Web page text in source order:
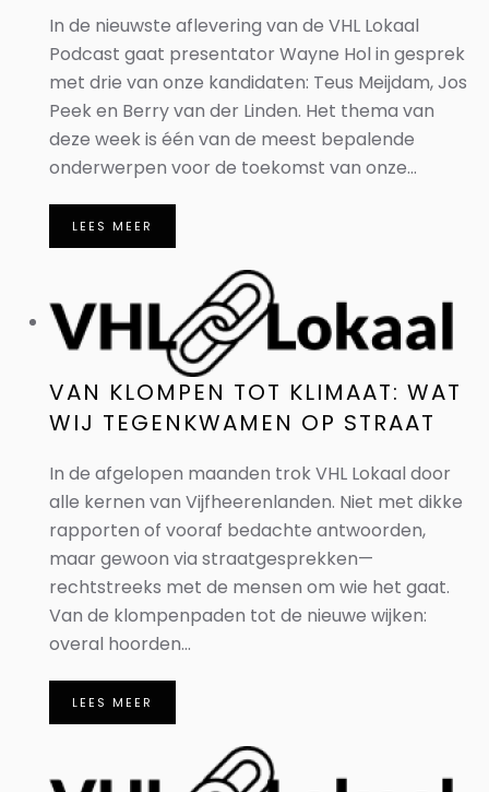
In de nieuwste aflevering van de VHL Lokaal
Podcast gaat presentator Wayne Hol in gesprek
met drie van onze kandidaten: Teus Meijdam, Jos
Peek en Berry van der Linden. Het thema van
deze week is één van de meest bepalende
onderwerpen voor de toekomst van onze...
LEES MEER
VAN KLOMPEN TOT KLIMAAT: WAT
WIJ TEGENKWAMEN OP STRAAT
In de afgelopen maanden trok VHL Lokaal door
alle kernen van Vijfheerenlanden. Niet met dikke
rapporten of vooraf bedachte antwoorden,
maar gewoon via straatgesprekken—
rechtstreeks met de mensen om wie het gaat.
Van de klompenpaden tot de nieuwe wijken:
overal hoorden...
LEES MEER